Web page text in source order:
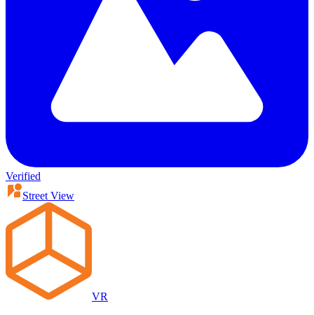
Verified
Street View
VR